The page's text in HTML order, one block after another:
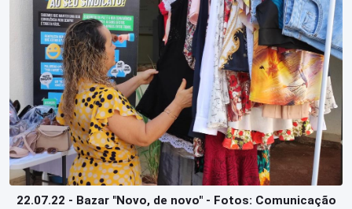
22.07.22 - Bazar "Novo, de novo" - Fotos: Comunicação